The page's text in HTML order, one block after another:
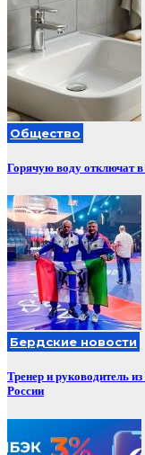
Общество
Горячую воду отключат в
Бердские новости
Тренер и руководитель
России